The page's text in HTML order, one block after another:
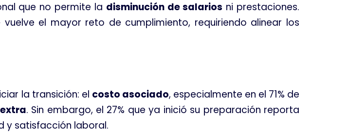
que no permite la disminución de salarios ni prestaciones.
el mayor reto de cumplimiento, requiriendo alinear los
la transición: el costo asociado, especialmente en el 71% de
. Sin embargo, el 27% que ya inició su preparación reporta
y satisfacción laboral.